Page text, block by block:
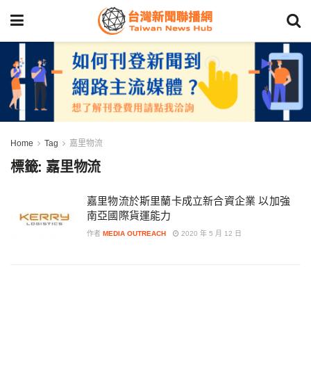
Home Tag 嘉里物流
標籤:嘉里物流
嘉里物流於斯里蘭卡成立新合資企業 以加強
南亞國際貨運能力
作者 MEDIA OUTREACH 2020 年 5 月 12 日